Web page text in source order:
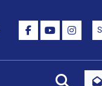
FACEBOOK
YOUTUBE